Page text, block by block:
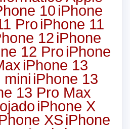
10 iPhone
Pro iPhone 11
12 iPhone
12 Pro iPhone
iPhone 13
mini iPhone 13
13 Pro Max
iPhone X
XS iPhone